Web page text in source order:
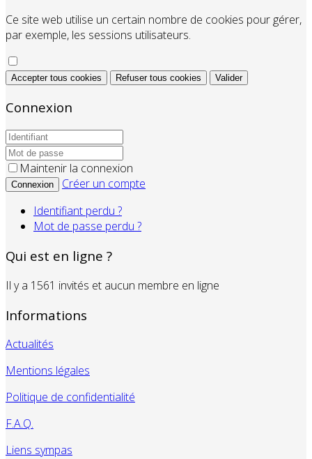
Ce site web utilise un certain nombre de cookies pour gérer,
par exemple, les sessions utilisateurs.
Accepter tous cookies Refuser tous cookies Valider
Connexion
Maintenir la connexion
Connexion
Créer un compte
Identifiant perdu ?
Mot de passe perdu ?
Qui est en ligne ?
Il y a 1561 invités et aucun membre en ligne
Informations
Actualités
Mentions légales
Politique de confidentialité
F.A.Q.
Liens sympas